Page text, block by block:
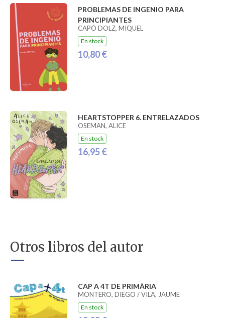
PROBLEMAS DE INGENIO PARA
PRINCIPIANTES
CAPÓ DOLZ, MIQUEL
En stock
10,80 €
HEARTSTOPPER 6. ENTRELAZADOS
OSEMAN, ALICE
En stock
16,95 €
Otros libros del autor
CAP A 4T DE PRIMÀRIA
MONTERO, DIEGO / VILA, JAUME
En stock